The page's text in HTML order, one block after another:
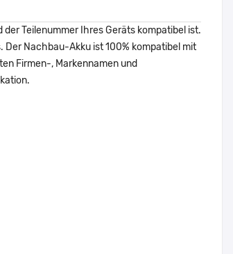
Teilenummer Ihres Geräts kompatibel ist.
Der Nachbau-Akku ist 100% kompatibel mit
Firmen-, Markennamen und